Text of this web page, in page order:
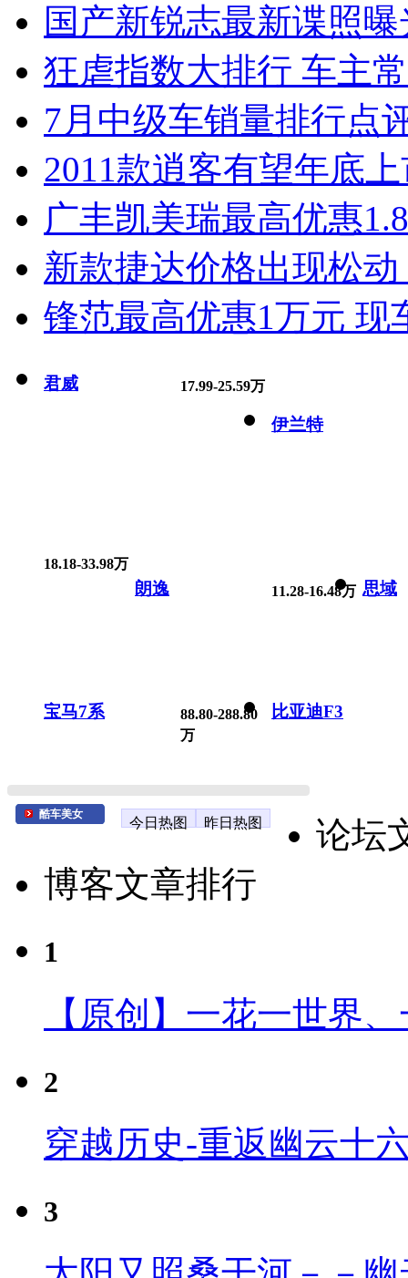
国产新锐志最新谍照
狂虐指数大排行 车主
7月中级车销量排行点
2011款逍客有望年底
广丰凯美瑞最高优惠
新款捷达价格出现松
锋范最高优惠1万元 现
君威 17.99-25.59万
伊兰特
18.18-33.98万
朗逸 11.28-16.48万 思域
宝马7系
88.80-288.80
万
比亚迪F3
酷车美女
今日热图 昨日热图
论坛
博客文章排行
1
【原创】一花一世界
2
穿越历史-重返幽云十
3